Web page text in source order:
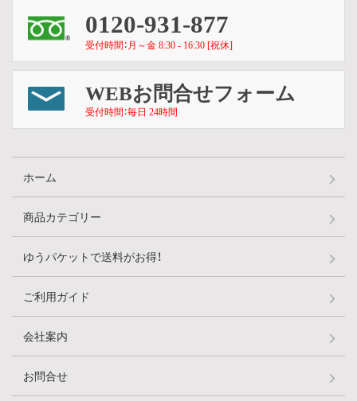
0120-931-877
受付時間：月～金 8:30 - 16:30 [祝休]
WEBお問合せフォーム
受付時間：毎日 24時間
ホーム
商品カテゴリー
ゆうパケットで送料がお得！
ご利用ガイド
会社案内
お問合せ